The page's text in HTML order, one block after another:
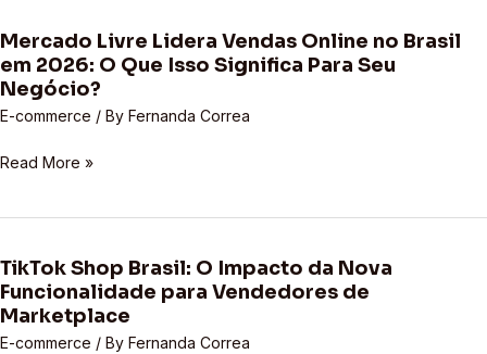
Significa
para
Seu
Negócio
Marketplace?
Mercado Livre Lidera Vendas Online no Brasil
em 2026: O Que Isso Significa Para Seu
Negócio?
E-commerce / By Fernanda Correa
Mercado
Livre
Lidera
Vendas
no
em
O
Que
Isso
Significa
Read More »
TikTok Shop Brasil: O Impacto da Nova
Funcionalidade para Vendedores de
Marketplace
E-commerce / By Fernanda Correa
TikTok
Shop
Brasil:
O